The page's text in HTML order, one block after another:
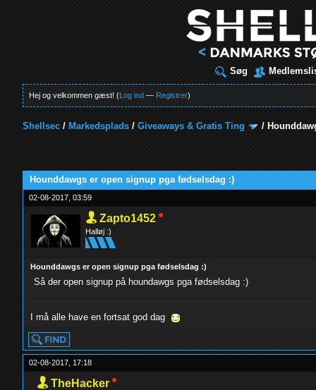
Søg
Hej og velkommen gæst! (Log ind — Registrer)
Shellsec / Markedsplads /Giveaways & Gratis Ting /
Hounddawgs er open signup pga fødselsdag :)
02-08-2017, 03:59
Zapto1452
Halløj :)
Hounddawgs er open signup pga fødselsdag :)
Så der open signup på houndawgs pga fødselsdag :)
I må alle have en fortsat god dag
02-08-2017, 17:18
TheHacker